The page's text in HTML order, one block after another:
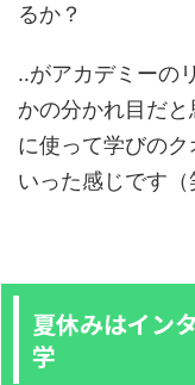
るか？
‥がアカデミーの
かの分かれ目だ
に使って学びの
いった感じです（
夏休みはイン
学